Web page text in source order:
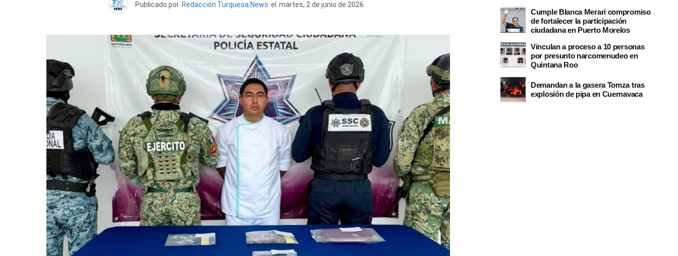
Publicado por Redacción Turquesa News el martes, 2 de junio de 2026
Cumple Blanca Merari compromiso
de fortalecer la participación
ciudadana en Puerto Morelos
Vinculan a proceso a 10 personas
por presunto narcomenudeo en
Quintana Roo
Demandan a la gasera Tomza tras
explosión de pipa en Cuernavaca